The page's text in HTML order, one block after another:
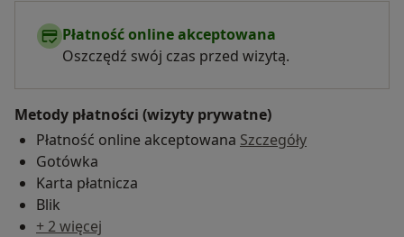
Płatność online akceptowana
Oszczędź swój czas przed wizytą.
Metody płatności (wizyty prywatne)
Płatność online akceptowana Szczegóły
Gotówka
Karta płatnicza
Blik
+ 2 więcej